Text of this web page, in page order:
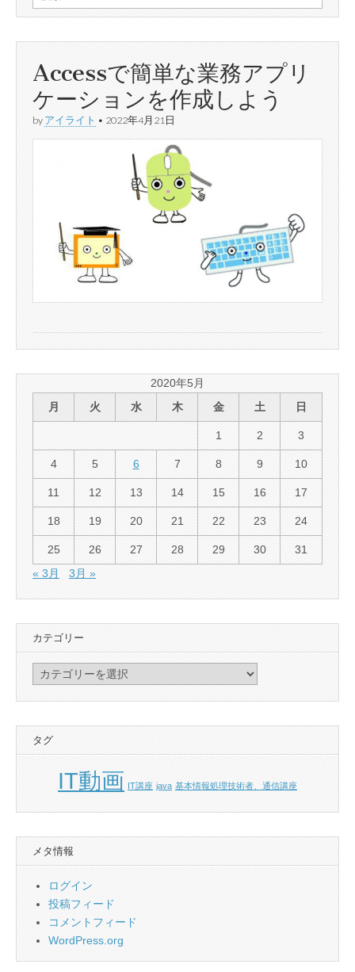
索:
Accessで簡単な業務アプリ
ケーションを作成しよう
by アイライト • 2022年4月21日
2020年5月
月
火 水 木 金 土 日
1 2 3
4 5 6 7 8 9 10
11 12 13 14 15 16 17
18 19 20 21 22 23 24
25 26 27 28 29 30
31
« 3月
3月 »
カテゴリー
リ
タグ
IT動画 IT講座 java 基本情報処理技術者、通信講座
メタ情報
ログイン
投稿フィード
コメントフィード
WordPress.org